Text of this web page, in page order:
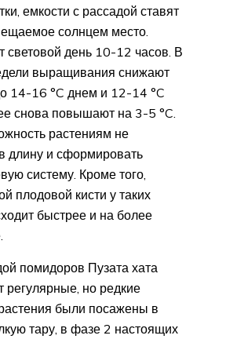
емкости с рассадой ставят
солнцем место.
день 10-12 часов. В
выращивания снижают
14-16 °C днем и 12-14 °C
снова повышают на 3-5 °C.
растениям не
длину и сформировать
систему. Кроме того,
плодовой кисти у таких
быстрее и на более
помидоров Пузата хата
регулярные, но редкие
были посажены в
тару, в фазе 2 настоящих